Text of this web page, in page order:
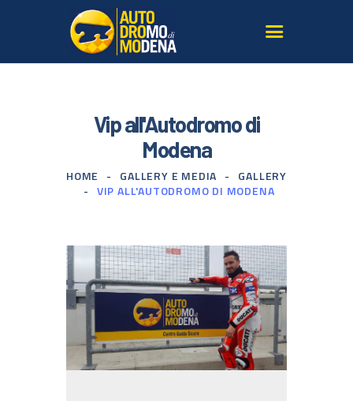
L’AUTODROMO
GIRARE IN PISTA
TERRITORIO
GALLERY E MEDIA
ISCRIVITI ALLA
NEWSLETTER
CONTATTI
DOVE SIAMO
IT
Vip all'Autodromo di
Modena
HOME GALLERY E MEDIA
GALLERY
VIP ALL'AUTODROMO DI MODENA